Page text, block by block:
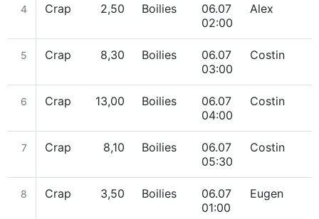
4 Crap 2,50 Boilies
06.07
02:00
Alex
5 Crap 8,30 Boilies
06.07
03:00
Costin
6 Crap 13,00 Boilies
06.07
04:00
Costin
7 Crap 8,10 Boilies
06.07
05:30
Costin
8 Crap 3,50 Boilies
06.07
01:00
Eugen